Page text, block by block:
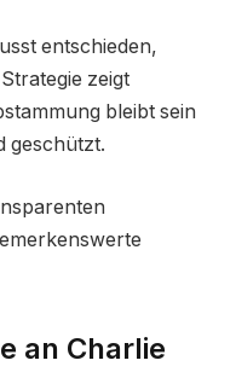
entschieden,
zeigt
bleibt sein
geschützt.
an Charlie